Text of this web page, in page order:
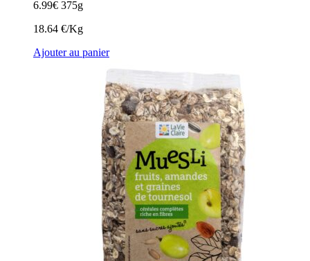
6.99€ 375g
18.64 €/Kg
Ajouter au panier